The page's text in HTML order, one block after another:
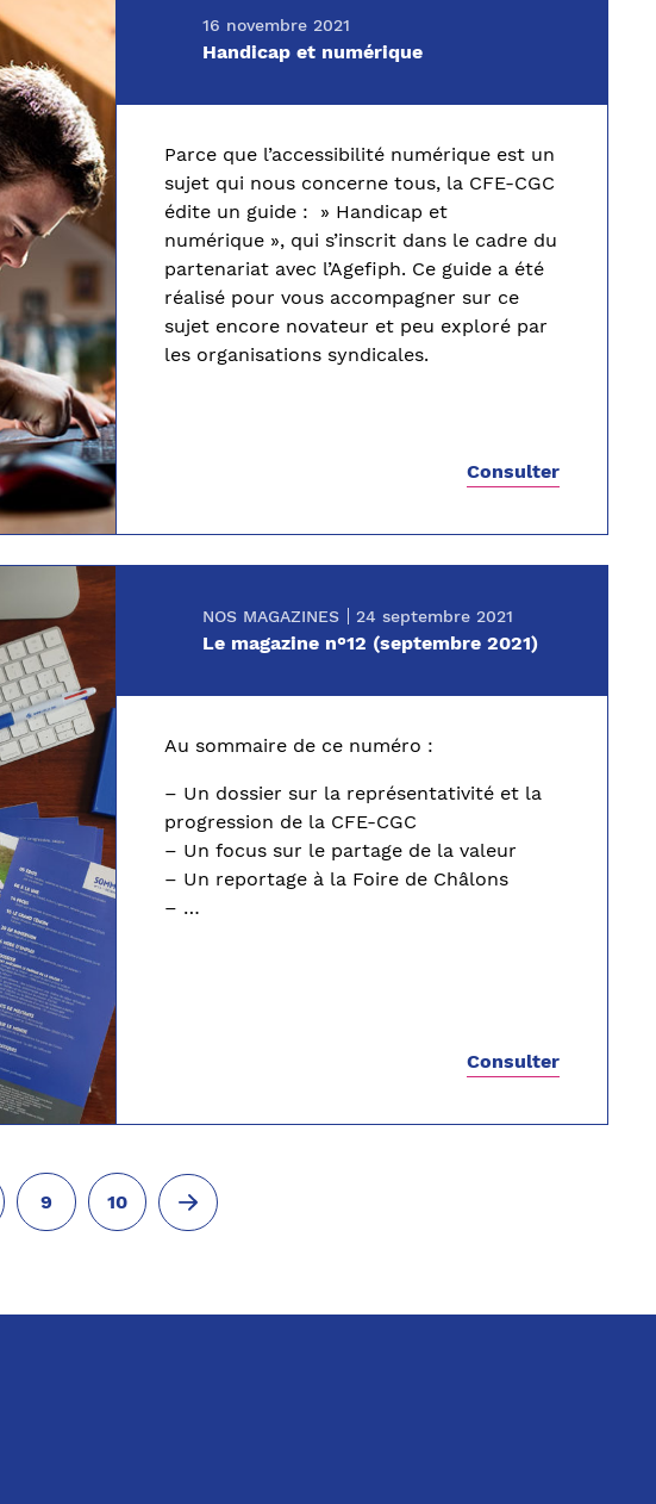
16 novembre 2021
Handicap et numérique
Parce que l’accessibilité numérique est un
sujet qui nous concerne tous, la CFE-CGC
édite un guide : » Handicap et
numérique », qui s’inscrit dans le cadre du
partenariat avec l’Agefiph. Ce guide a été
réalisé pour vous accompagner sur ce
sujet encore novateur et peu exploré par
les organisations syndicales.
Consulter
NOS MAGAZINES 24 septembre 2021
Le magazine n°12 (septembre 2021)
Au sommaire de ce numéro :
– Un dossier sur la représentativité et la
progression de la CFE-CGC
– Un focus sur le partage de la valeur
– Un reportage à la Foire de Châlons
– …
Consulter
9 10